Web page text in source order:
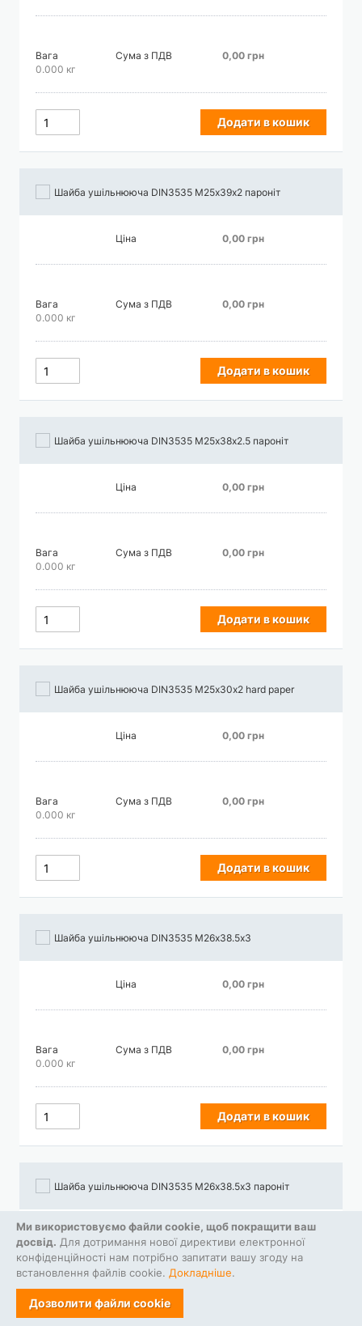
Ми використовуємо файли cookie, щоб покращити ваш
досвід. Для дотримання нової директиви електронної
конфіденційності нам потрібно запитати вашу згоду на
встановлення файлів cookie. Докладніше.
Дозволити файли cookie
Вага
0.000 кг
Сума з ПДВ 0,00 грн
Додати в кошик
Шайба ушільнююча DIN3535 М25х39х2 пароніт
Ціна 0,00 грн
Вага
0.000 кг
Сума з ПДВ 0,00 грн
Додати в кошик
Шайба ушільнююча DIN3535 М25х38х2.5 пароніт
Ціна 0,00 грн
Вага
0.000 кг
Сума з ПДВ 0,00 грн
Додати в кошик
Шайба ушільнююча DIN3535 М25х30х2 hard paper
Ціна 0,00 грн
Вага
0.000 кг
Сума з ПДВ 0,00 грн
Додати в кошик
Шайба ушільнююча DIN3535 М26х38.5х3
Ціна 0,00 грн
Вага
0.000 кг
Сума з ПДВ 0,00 грн
Додати в кошик
Шайба ушільнююча DIN3535 М26х38.5х3 пароніт
Ціна 0,00 грн
Вага
0.000 кг
Сума з ПДВ